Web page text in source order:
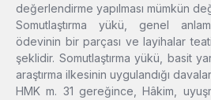
değerlendirme yapılması mümkün
Somutlaştırma yükü, genel
ödevinin bir parçası ve layihalar
şeklidir. Somutlaştırma yükü, basit
araştırma ilkesinin uygulandığı
HMK m. 31 gereğince, Hâkim,